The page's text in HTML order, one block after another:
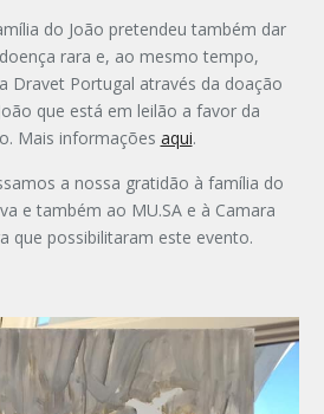
do João pretendeu também dar
rara e, ao mesmo tempo,
Dravet Portugal através da doação
que está em leilão a favor da
Mais informações aqui.
a nossa gratidão à família do
e também ao MU.SA e à Camara
que possibilitaram este evento.